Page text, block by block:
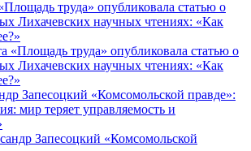
«Площадь труда» опубликовала статью о
Лихачевских научных чтениях: «Как
Запесоцкий «Комсомольской